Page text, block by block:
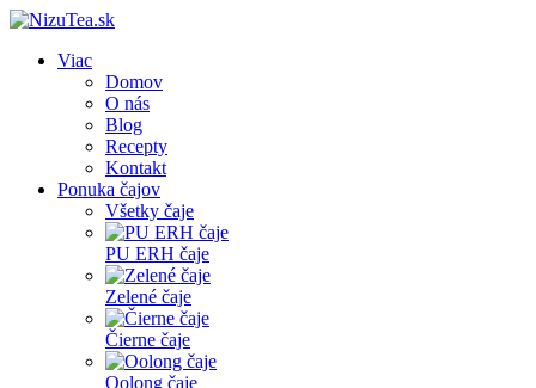
Viac
Domov
O nás
Blog
Recepty
Kontakt
Ponuka čajov
Všetky čaje
PU ERH čaje
Zelené čaje
Čierne čaje
Oolong čaje